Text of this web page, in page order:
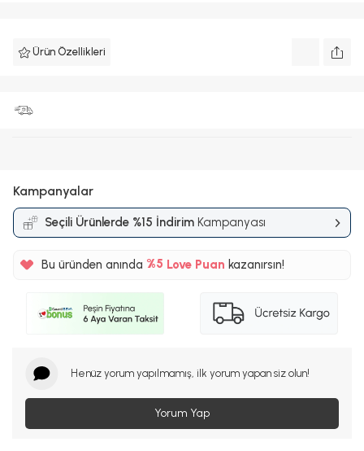
Ürün Özellikleri
Kampanyalar
Seçili Ürünlerde %15 İndirim Kampanyası
Bu üründen anında %5
%5
Love Puan kazanırsın!
Henüz yorum yapılmamış, ilk yorum yapan siz olun!
Yorum Yap